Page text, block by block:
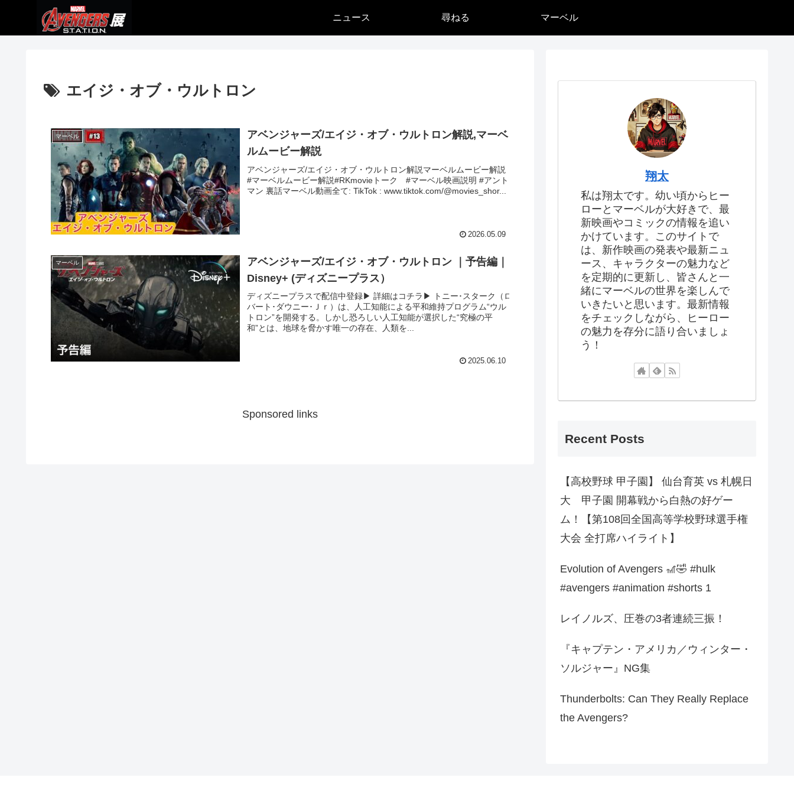
ニュース 尋ねる マーベル
エイジ・オブ・ウルトロン
マーベル
アベンジャーズ/エイジ・オブ・ウルトロン解説,マーベ
ルムービー解説
アベンジャーズ/エイジ・オブ・ウルトロン解説マーベルムービー解説
#マーベルムービー解説#RKmovieトーク #マーベル映画説明 #アント
マン 裏話マーベル動画全て: TikTok : www.tiktok.com/@movies_shor...
2026.05.09
マーベル
アベンジャーズ/エイジ・オブ・ウルトロン ｜予告編｜
Disney+ (ディズニープラス）
ディズニープラスで配信中登録▶︎ 詳細はコチラ▶︎ トニー･スターク（ロ
バート･ダウニー･Ｊｒ）は、人工知能による平和維持プログラム“ウル
トロン”を開発する。しかし恐ろしい人工知能が選択した“究極の平
和”とは、地球を脅かす唯一の存在、人類を...
2025.06.10
Sponsored links
翔太
私は翔太です。幼い頃からヒー
ローとマーベルが大好きで、最
新映画やコミックの情報を追い
かけています。このサイトで
は、新作映画の発表や最新ニュ
ース、キャラクターの魅力など
を定期的に更新し、皆さんと一
緒にマーベルの世界を楽しんで
いきたいと思います。最新情報
をチェックしながら、ヒーロー
の魅力を存分に語り合いましょ
う！
Recent Posts
【高校野球 甲子園】 仙台育英 vs 札幌日
大 甲子園 開幕戦から白熱の好ゲー
ム！【第108回全国高等学校野球選手権
大会 全打席ハイライト】
Evolution of Avengers 🎢🤣 #hulk
#avengers #animation #shorts 1
レイノルズ、圧巻の3者連続三振！
『キャプテン・アメリカ／ウィンター・
ソルジャー』NG集
Thunderbolts: Can They Really Replace
the Avengers?